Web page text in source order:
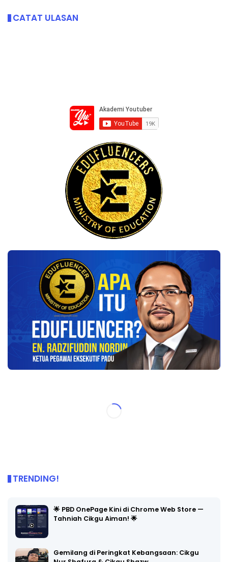
CATAT ULASAN
TRENDING!
🌟 PBD OnePage Kini di Chrome Web Store —
Tahniah Cikgu Aiman! 🌟
Gemilang di Peringkat Kebangsaan: Cikgu